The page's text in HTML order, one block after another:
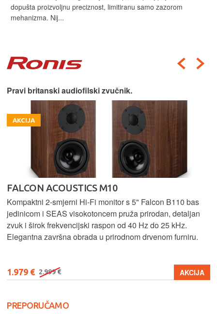
dopušta proizvoljnu preciznost, limitiranu samo zazorom
mehanizma. Nij...
Pravi britanski audiofilski zvučnik.
AKCIJA
FALCON ACOUSTICS M10
Kompaktni 2-smjerni Hi-Fi monitor s 5" Falcon B110 bas
jedinicom i SEAS visokotoncem pruža prirodan, detaljan
zvuk i širok frekvencijski raspon od 40 Hz do 25 kHz.
Elegantna završna obrada u prirodnom drvenom furniru.
1.979 € 2.999 € AKCIJA
PREPORUČAMO